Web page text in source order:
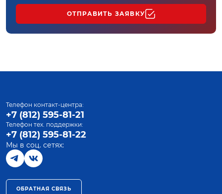
ОТПРАВИТЬ ЗАЯВКУ
Телефон контакт-центра:
+7 (812) 595-81-21
Телефон тех. поддержки:
+7 (812) 595-81-22
Мы в соц. сетях:
ОБРАТНАЯ СВЯЗЬ